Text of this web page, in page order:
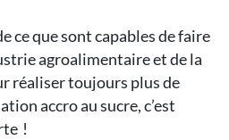
ce que sont capables de faire
agroalimentaire et de la
réaliser toujours plus de
accro au sucre, c’est
!